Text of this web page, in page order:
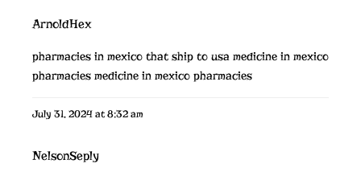
ArnoldHex
pharmacies in mexico that ship to usa medicine in mexico
pharmacies medicine in mexico pharmacies
July 31, 2024 at 8:32 am
NelsonSeply